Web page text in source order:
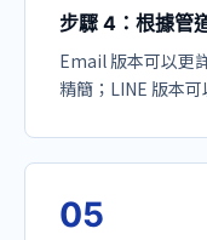
步驟 4：根據管
Email 版本可以更
精簡；LINE 版本可
05